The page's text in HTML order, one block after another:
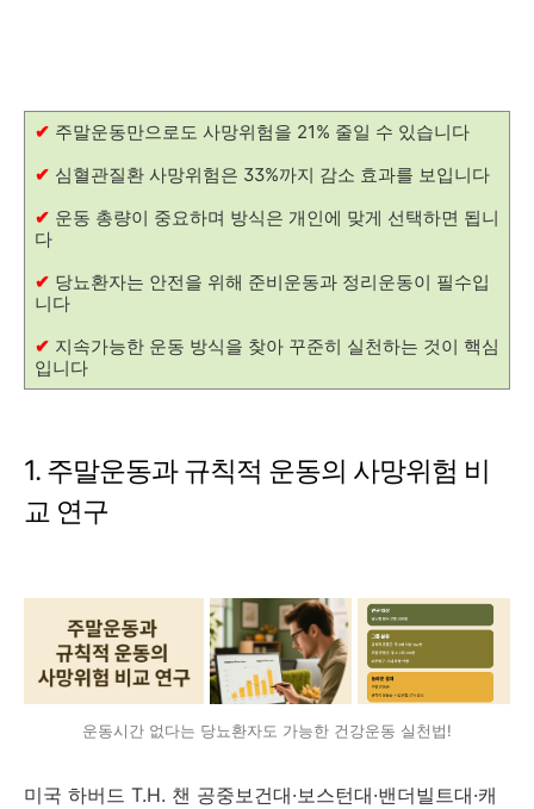
✔ 주말운동만으로도 사망위험을 21% 줄일 수 있습니다
✔ 심혈관질환 사망위험은 33%까지 감소 효과를 보입니다
✔ 운동 총량이 중요하며 방식은 개인에 맞게 선택하면 됩니
다
✔ 당뇨환자는 안전을 위해 준비운동과 정리운동이 필수입
니다
✔ 지속가능한 운동 방식을 찾아 꾸준히 실천하는 것이 핵심
입니다
1. 주말운동과 규칙적 운동의 사망위험 비
교 연구
운동시간 없다는 당뇨환자도 가능한 건강운동 실천법!
미국 하버드 T.H. 챈 공중보건대·보스턴대·밴더빌트대·캐